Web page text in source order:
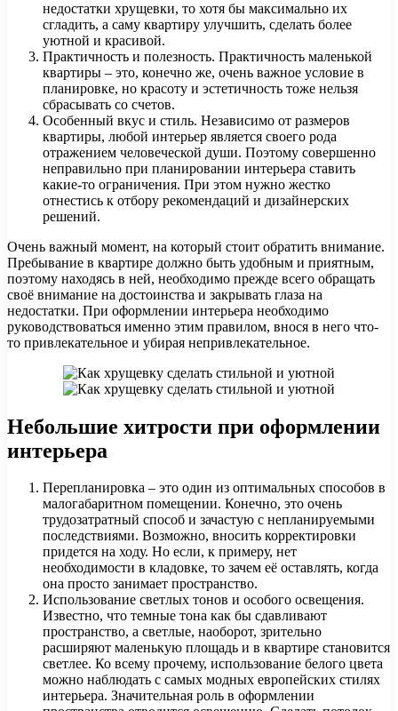
недостатки хрущевки, то хотя бы максимально их
сгладить, а саму квартиру улучшить, сделать более
уютной и красивой.
Практичность и полезность. Практичность маленькой
квартиры – это, конечно же, очень важное условие в
планировке, но красоту и эстетичность тоже нельзя
сбрасывать со счетов.
Особенный вкус и стиль. Независимо от размеров
квартиры, любой интерьер является своего рода
отражением человеческой души. Поэтому совершенно
неправильно при планировании интерьера ставить
какие-то ограничения. При этом нужно жестко
отнестись к отбору рекомендаций и дизайнерских
решений.
Очень важный момент, на который стоит обратить внимание.
Пребывание в квартире должно быть удобным и приятным,
поэтому находясь в ней, необходимо прежде всего обращать
своё внимание на достоинства и закрывать глаза на
недостатки. При оформлении интерьера необходимо
руководствоваться именно этим правилом, внося в него что-
то привлекательное и убирая непривлекательное.
Небольшие хитрости при оформлении
интерьера
Перепланировка – это один из оптимальных способов в
малогабаритном помещении. Конечно, это очень
трудозатратный способ и зачастую с непланируемыми
последствиями. Возможно, вносить корректировки
придется на ходу. Но если, к примеру, нет
необходимости в кладовке, то зачем её оставлять, когда
она просто занимает пространство.
Использование светлых тонов и особого освещения.
Известно, что темные тона как бы сдавливают
пространство, а светлые, наоборот, зрительно
расширяют маленькую площадь и в квартире становится
светлее. Ко всему прочему, использование белого цвета
можно наблюдать с самых модных европейских стилях
интерьера. Значительная роль в оформлении